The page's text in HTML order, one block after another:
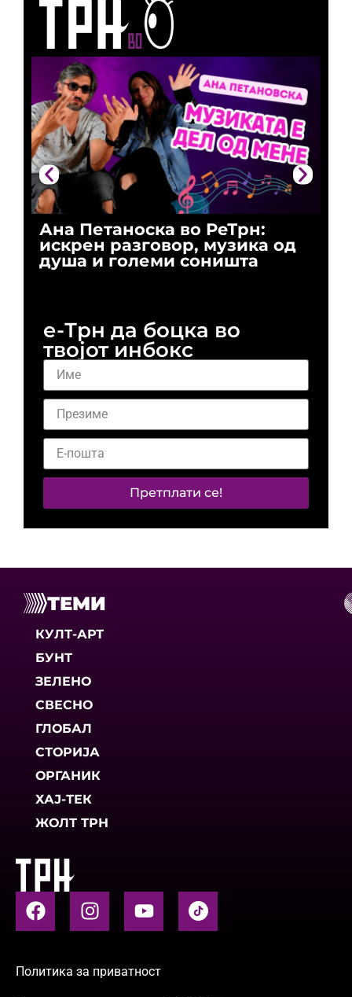
Ана Петаноска во РеТрн:
искрен разговор, музика од
душа и големи соништа
е-Трн да боцка во
твојот инбокс
Претплати се!
ТЕМИ
КУЛТ-АРТ
БУНТ
ЗЕЛЕНО
СВЕСНО
ГЛОБАЛ
СТОРИЈА
ОРГАНИК
ХАЈ-ТЕК
ЖОЛТ ТРН
Политика за приватност